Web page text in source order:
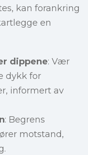
kan forankring
en
dippene: Vær
dykk for
informert av
: Begrens
motstand,